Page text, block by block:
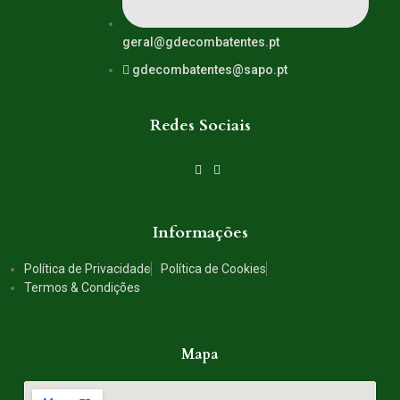
geral@gdecombatentes.pt
gdecombatentes@sapo.pt
Redes Sociais
Informações
Política de Privacidade
Política de Cookies
Termos & Condições
Mapa